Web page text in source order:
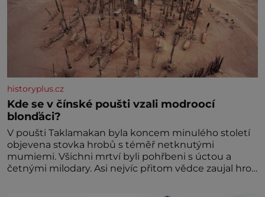
historyplus.cz
Kde se v čínské poušti vzali modroocí
blonďáci?
V poušti Taklamakan byla koncem minulého století
objevena stovka hrobů s téměř netknutými
mumiemi. Všichni mrtví byli pohřbeni s úctou a
četnými milodary. Asi nejvíc přitom vědce zaujal hrob